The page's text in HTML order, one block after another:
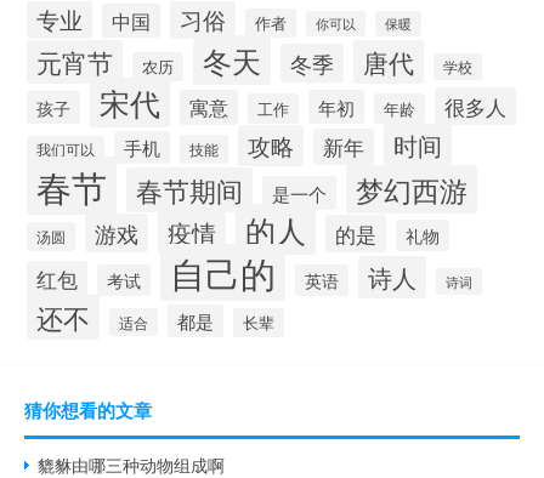
专业 中国 习俗 作者 你可以 保暖
元宵节 农历 冬天 冬季 唐代 学校
孩子 宋代 寓意 工作 年初 年龄 很多人
我们可以 手机 技能 攻略 新年 时间
春节 春节期间 是一个 梦幻西游
汤圆 游戏 疫情 的人 的是 礼物
红包 考试 自己的 英语 诗人 诗词
还不 适合 都是 长辈
猜你想看的文章
貔貅由哪三种动物组成啊